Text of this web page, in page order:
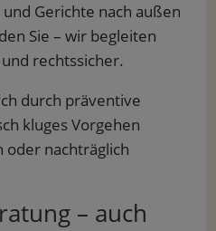
Gerichte nach außen
Sie – wir begleiten
rechtssicher.
durch präventive
kluges Vorgehen
oder nachträglich
– auch